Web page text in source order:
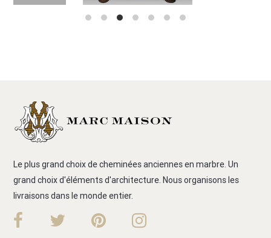
Le plus grand choix de cheminées anciennes en marbre. Un
grand choix d'éléments d'architecture. Nous organisons les
livraisons dans le monde entier.